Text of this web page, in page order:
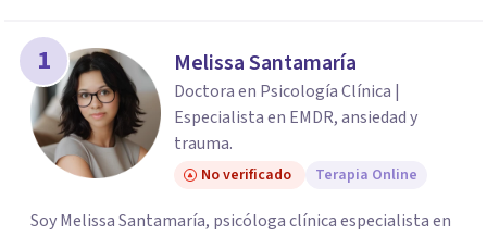
1 Melissa Santamaría
Doctora en Psicología Clínica |
Especialista en EMDR, ansiedad y
trauma.
No verificado Terapia Online
Soy Melissa Santamaría, psicóloga clínica especialista en